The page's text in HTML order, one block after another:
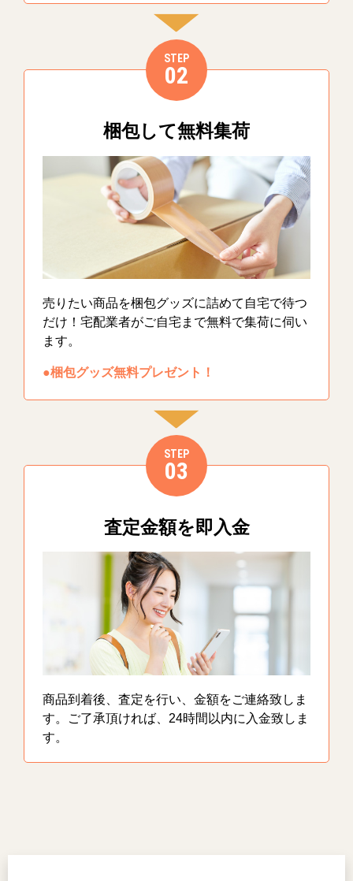
STEP
02
梱包して無料集荷
売りたい商品を梱包グッズに詰めて自宅で待つ
だけ！宅配業者がご自宅まで無料で集荷に伺い
ます。
●梱包グッズ無料プレゼント！
STEP
03
査定金額を即入金
商品到着後、査定を行い、金額をご連絡致しま
す。ご了承頂ければ、24時間以内に入金致しま
す。